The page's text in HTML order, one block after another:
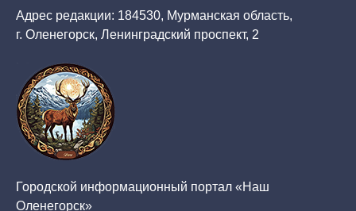
Адрес редакции: 184530, Мурманская область,
г. Оленегорск, Ленинградский проспект, 2
Городской информационный портал «Наш
Оленегорск»